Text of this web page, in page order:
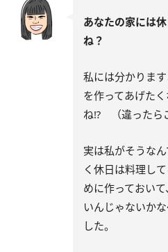
あなたの家には
ね？
私には分かりま
を作ってあげた
ね⁉ （違ったら
実は私がそうな
く休日は料理し
めに作っておい
いんじゃないか
した。